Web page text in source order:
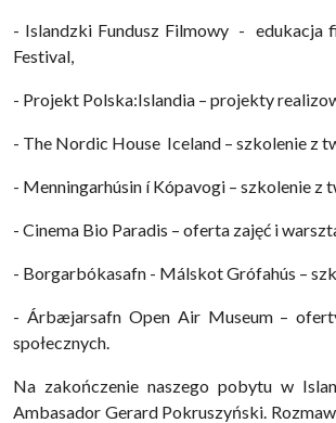
- Islandzki Fundusz Filmowy - edukacja
Festival,
- Projekt Polska:Islandia – projekty
- The Nordic House Iceland – szkolenie z
- Menningarhúsin í Kópavogi – szkolenie z
- Cinema Bio Paradis – oferta zajęć i
- Borgarbókasafn - Málskot Grófahús –
- Árbæjarsafn Open Air Museum –
społecznych.
Na zakończenie naszego pobytu w
Ambasador Gerard Pokruszyński.